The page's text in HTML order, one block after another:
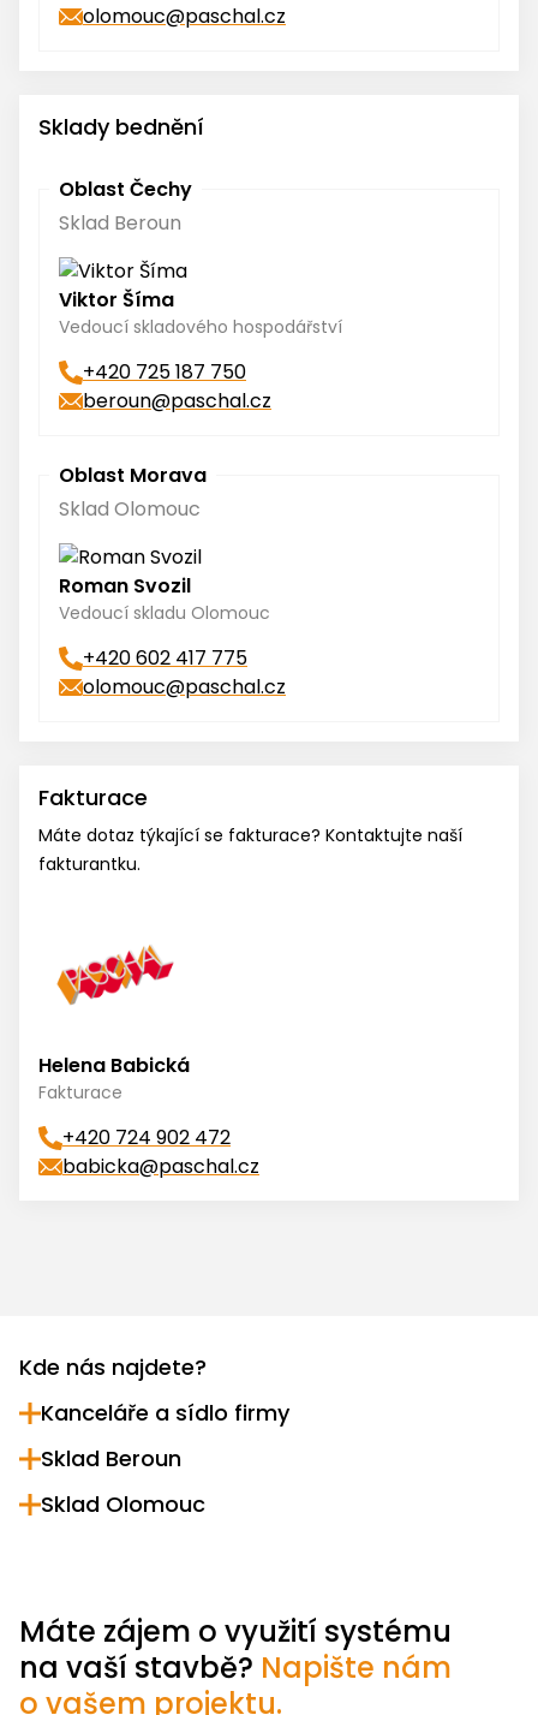
olomouc@paschal.cz
Sklady bednění
Oblast Čechy
Sklad Beroun
Viktor Šíma
Vedoucí skladového hospodářství
+420 725 187 750
beroun@paschal.cz
Oblast Morava
Sklad Olomouc
Roman Svozil
Vedoucí skladu Olomouc
+420 602 417 775
olomouc@paschal.cz
Fakturace
Máte dotaz týkající se fakturace? Kontaktujte naší
fakturantku.
Helena Babická
Fakturace
+420 724 902 472
babicka@paschal.cz
Kde nás najdete?
Kanceláře a sídlo firmy
Vyšehradská 23
Praha 2, 128 00
IČ: 61502901 / DIČ: CZ61502901
Sklad Beroun
Lidická ulice 869
Po-Čt 7:30-11:00;12:00-16:00(Pá 13:30)
+420 725 187 750
beroun@paschal.cz
Sklad Olomouc
Provozní doba pro zákazníky
Po-Pá 7:00-11:30; 12:30-15:00
Máte zájem o využití systému
na vaší stavbě? Napište nám
o vašem projektu.